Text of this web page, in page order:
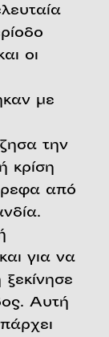
οι
με
την
κρίση
από
για να
Αυτή